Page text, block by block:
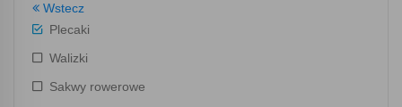
Wstecz
Plecaki
Walizki
Sakwy rowerowe